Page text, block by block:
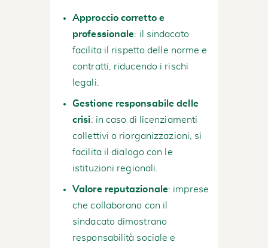
Approccio corretto e
professionale: il sindacato
facilita il rispetto delle norme e
contratti, riducendo i rischi
legali.
Gestione responsabile delle
crisi: in caso di licenziamenti
collettivi o riorganizzazioni, si
facilita il dialogo con le
istituzioni regionali.
Valore reputazionale: imprese
che collaborano con il
sindacato dimostrano
responsabilità sociale e